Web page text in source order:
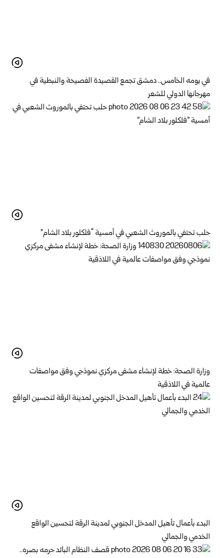
في يومه الخامس.. دمشق تجمع القصيدة الفصيحة والنبطية في
مهرجانها الدولي للشعر
حلب تحتفي بالموروث الشعبي في أمسية “فلكلور بلاد الشام”
وزارة الصحة: خطة لإنشاء مشفى مركزي نموذجي وفق مواصفات
عالمية في اللاذقية
البدء بأعمال تأهيل المدخل الجنوبي لمدينة الرقة لتحسين الواقع
الخدمي والجمالي